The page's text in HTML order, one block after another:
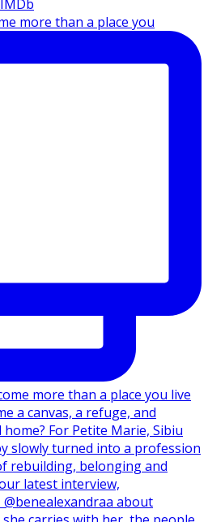
more than a place you